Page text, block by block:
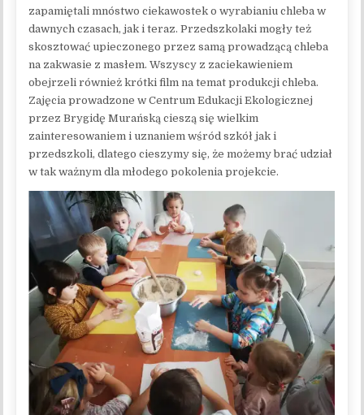
zapamiętali mnóstwo ciekawostek o wyrabianiu chleba w
dawnych czasach, jak i teraz. Przedszkolaki mogły też
skosztować upieczonego przez samą prowadzącą chleba
na zakwasie z masłem. Wszyscy z zaciekawieniem
obejrzeli również krótki film na temat produkcji chleba.
Zajęcia prowadzone w Centrum Edukacji Ekologicznej
przez Brygidę Murańską cieszą się wielkim
zainteresowaniem i uznaniem wśród szkół jak i
przedszkoli, dlatego cieszymy się, że możemy brać udział
w tak ważnym dla młodego pokolenia projekcie.